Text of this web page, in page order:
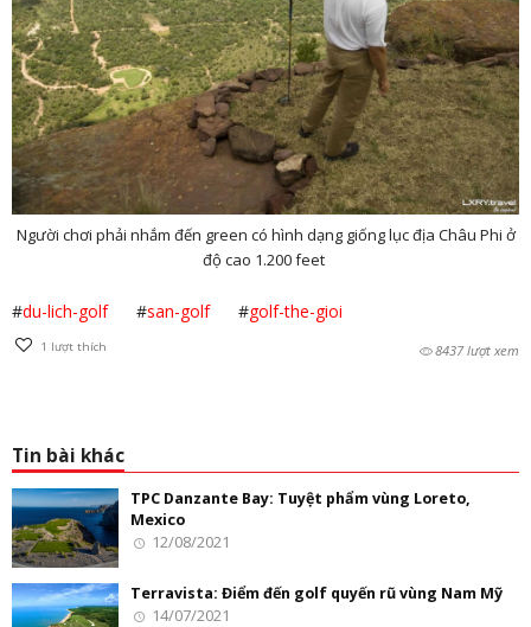
Người chơi phải nhắm đến green có hình dạng giống lục địa Châu Phi ở
độ cao 1.200 feet
#du-lich-golf #san-golf #golf-the-gioi
1 lượt thích 8437 lượt xem
Tin bài khác
TPC Danzante Bay: Tuyệt phẩm vùng Loreto,
Mexico
12/08/2021
Terravista: Điểm đến golf quyến rũ vùng Nam Mỹ
14/07/2021